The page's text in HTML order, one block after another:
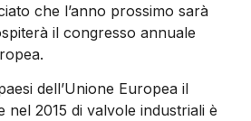
che l’anno prossimo sarà
il congresso annuale
dell’Unione Europea il
nel 2015 di valvole industriali è